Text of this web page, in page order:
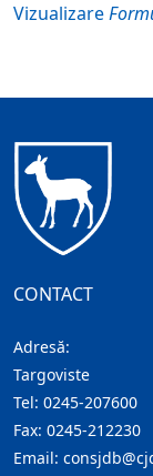
Vizualizare
CONTACT
Adresă:
Targoviste
Tel: 0245-207600
Fax: 0245-212230
Email: